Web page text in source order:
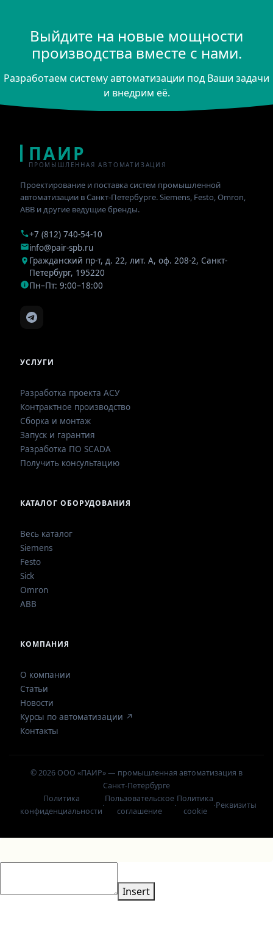
Выйдите на новые мощности
производства вместе с нами.
Разработаем систему автоматизации под Ваши задачи
и внедрим её.
ПАИР
ПРОМЫШЛЕННАЯ АВТОМАТИЗАЦИЯ
Проектирование и поставка систем промышленной
автоматизации в Санкт-Петербурге. Siemens, Festo, Omron,
ABB и другие ведущие бренды.
+7 (812) 740-54-10
info@pair-spb.ru
Гражданский пр-т, д. 22, лит. А, оф. 208-2, Санкт-
Петербург, 195220
Пн–Пт: 9:00–18:00
УСЛУГИ
Разработка проекта АСУ
Контрактное производство
Сборка и монтаж
Запуск и гарантия
Разработка ПО SCADA
Получить консультацию
КАТАЛОГ ОБОРУДОВАНИЯ
Весь каталог
Siemens
Festo
Sick
Omron
ABB
КОМПАНИЯ
О компании
Статьи
Новости
Курсы по автоматизации ↗
Контакты
© 2026 ООО «ПАИР» — промышленная автоматизация в
Санкт-Петербурге
Политика
конфиденциальности
·
Пользовательское
соглашение
·
Политика
cookie
·Реквизиты
Insert